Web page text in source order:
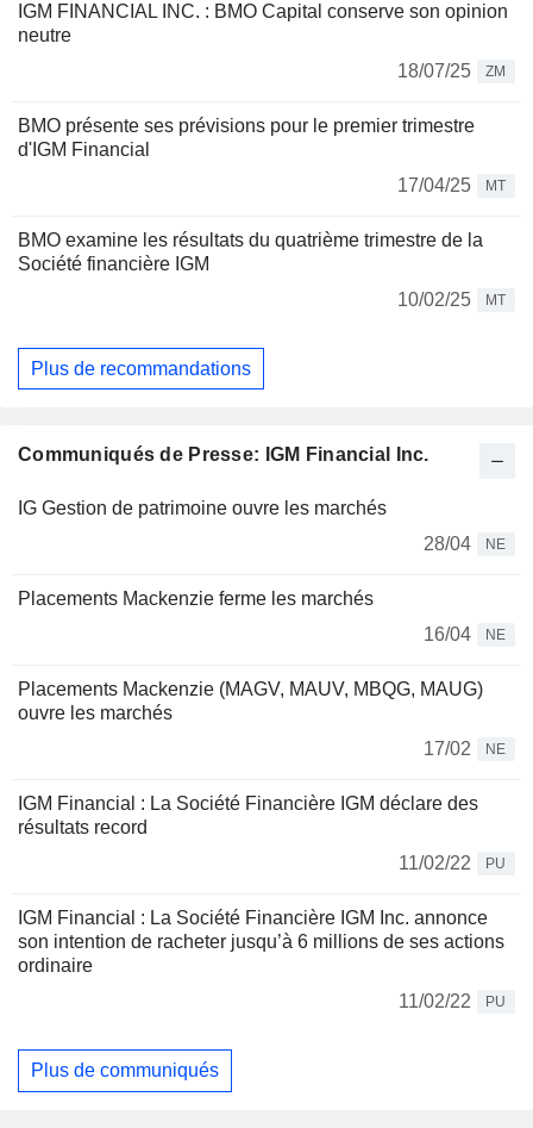
IGM FINANCIAL INC. : BMO Capital conserve son opinion
neutre
18/07/25
ZM
BMO présente ses prévisions pour le premier trimestre
d'IGM Financial
17/04/25
MT
BMO examine les résultats du quatrième trimestre de la
Société financière IGM
10/02/25
MT
Plus de recommandations
Communiqués de Presse: IGM Financial Inc.
IG Gestion de patrimoine ouvre les marchés
28/04
NE
Placements Mackenzie ferme les marchés
16/04
NE
Placements Mackenzie (MAGV, MAUV, MBQG, MAUG)
ouvre les marchés
17/02
NE
IGM Financial : La Société Financière IGM déclare des
résultats record
11/02/22
PU
IGM Financial : La Société Financière IGM Inc. annonce
son intention de racheter jusqu’à 6 millions de ses actions
ordinaire
11/02/22
PU
Plus de communiqués